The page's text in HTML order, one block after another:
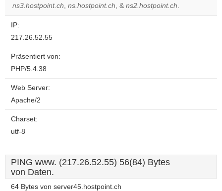
website?
ns3.hostpoint.ch, ns.hostpoint.ch, & ns2.hostpoint.ch.
IP:
217.26.52.55
Präsentiert von:
PHP/5.4.38
Web Server:
Apache/2
Charset:
utf-8
PING www. (217.26.52.55) 56(84) Bytes
von Daten.
64 Bytes von server45.hostpoint.ch